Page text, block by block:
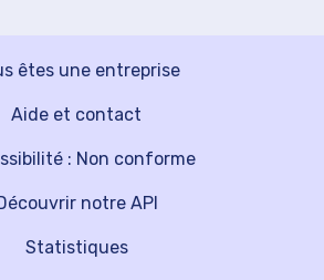
êtes une entreprise
notre API
Aide et contact
Statistiques
: Non conforme